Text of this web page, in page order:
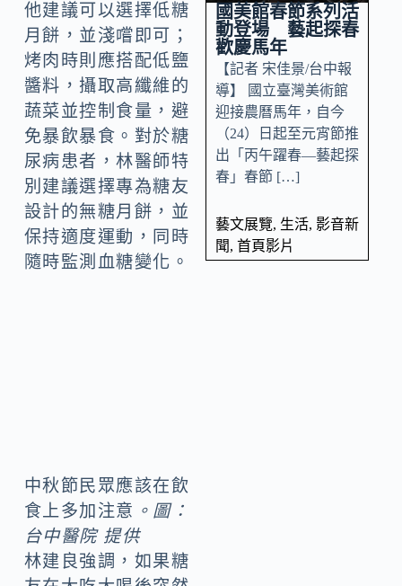
他建議可以選擇低糖
月餅，並淺嚐即可；
烤肉時則應搭配低鹽
醬料，攝取高纖維的
蔬菜並控制食量，避
免暴飲暴食。對於糖
尿病患者，林醫師特
別建議選擇專為糖友
設計的無糖月餅，並
保持適度運動，同時
隨時監測血糖變化。
中秋節民眾應該在飲
食上多加注意 。圖：
台中醫院 提供
林建良強調，如果糖
國美館春節系列活
動登場 藝起探春
歡慶馬年
【記者 宋佳景/台中報
導】 國立臺灣美術館
迎接農曆馬年，自今
（24）日起至元宵節推
出「丙午躍春—藝起探
春」春節 […]
藝文展覽, 生活, 影音新
聞, 首頁影片